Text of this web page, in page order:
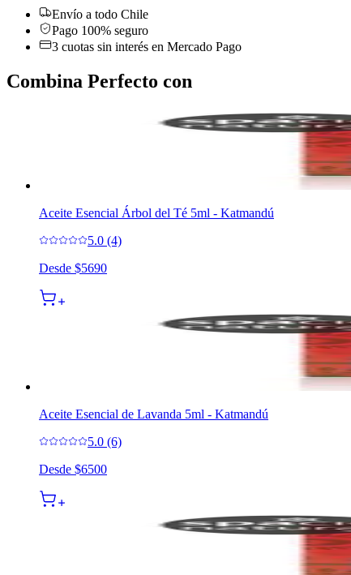
Envío a todo Chile
Pago 100% seguro
3 cuotas sin interés en Mercado Pago
Combina Perfecto con
Aceite Esencial Árbol del Té 5ml - Katmandú
5.0 (4)
Desde $5690
Aceite Esencial de Lavanda 5ml - Katmandú
5.0 (6)
Desde $6500